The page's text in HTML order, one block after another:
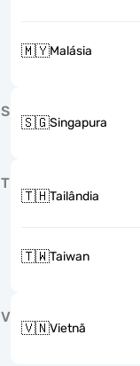
🇲🇾Malásia
S
🇸🇬Singapura
T
🇹🇭Tailândia
🇹🇼Taiwan
V
🇻🇳Vietnã